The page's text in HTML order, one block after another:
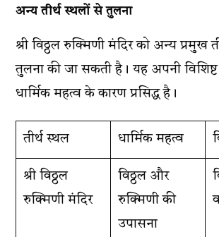
अन्य तीर्थ स्थलों से तुलना
श्री विठ्ठल रुक्मिणी मंदिर को अन्य प्रमुख
तुलना की जा सकती है। यह अपनी
धार्मिक महत्व के कारण प्रसिद्ध है।
तीर्थ स्थल धार्मिक महत्व
श्री विठ्ठल
रुक्मिणी मंदिर
विठ्ठल और
रुक्मिणी की
उपासना